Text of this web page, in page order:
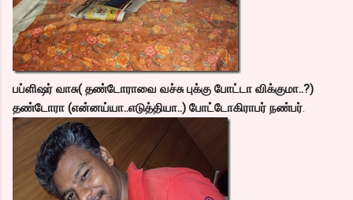
பப்ளிஷர் வாசு( தண்டோராவை வச்சு புக்கு போட்டா விக்குமா..?)
தண்டோரா (என்னய்யா..எடுத்தியா..) போட்டோகிராபர் நண்பர்